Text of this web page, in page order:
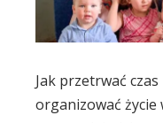
Jak przetrwać
organizować życie